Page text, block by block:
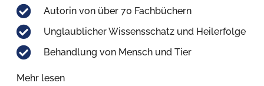
Autorin von über 70 Fachbüchern
Unglaublicher Wissensschatz und Heilerfolge
Behandlung von Mensch und Tier
Mehr lesen